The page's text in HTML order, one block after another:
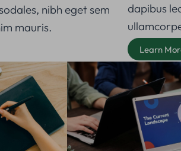
nibh eget sem
mauris.
dapibus
Learn